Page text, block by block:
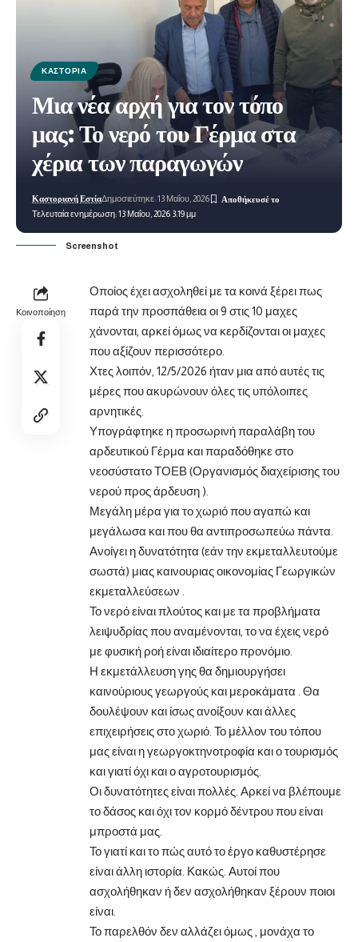
ΚΑΣΤΟΡΙΆ
Μια νέα αρχή για τον τόπο
μας: Το νερό του Γέρμα στα
χέρια των παραγωγών
Τελευταία ενημέρωση: 13 Μαΐου, 2026 3:19 μμ
Καστοριανή ΕστίαΔημοσιεύτηκε: 13 Μαΐου, 2026
Screenshot
Κοινοποίηση
Οποίος έχει ασχοληθεί με τα κοινά ξέρει πως
παρά την προσπάθεια οι 9 στις 10 μαχες
χάνονται, αρκεί όμως να κερδίζονται οι μαχες
που αξίζουν περισσότερο.
Χτες λοιπόν, 12/5/2026 ήταν μια από αυτές τις
μέρες που ακυρώνουν όλες τις υπόλοιπες
αρνητικές.
Υπογράφτηκε η προσωρινή παραλάβη του
αρδευτικού Γέρμα και παραδόθηκε στο
νεοσύστατο ΤΟΕΒ (Οργανισμός διαχείρισης του
νερού προς άρδευση ).
Μεγάλη μέρα για το χωριό που αγαπώ και
μεγάλωσα και που θα αντιπροσωπεύω πάντα.
Ανοίγει η δυνατότητα (εάν την εκμεταλλευτούμε
σωστά) μιας καινουριας οικονομίας Γεωργικών
εκμεταλλεύσεων .
Το νερό είναι πλούτος και με τα προβλήματα
λειψυδρίας που αναμένονται, το να έχεις νερό
με φυσική ροή είναι ιδιαίτερο προνόμιο.
Η εκμετάλλευση γης θα δημιουργήσει
καινούριους γεωργούς και μεροκάματα . Θα
δουλέψουν και ίσως ανοίξουν και άλλες
επιχειρήσεις στο χωριό. Το μέλλον του τόπου
μας είναι η γεωργοκτηνοτροφία και ο τουρισμός
και γιατί όχι και ο αγροτουρισμός.
Οι δυνατότητες είναι πολλές. Αρκεί να βλέπουμε
το δάσος και όχι τον κορμό δέντρου που είναι
μπροστά μας.
Το γιατί και το πώς αυτό το έργο καθυστέρησε
είναι άλλη ιστορία. Κακώς. Αυτοί που
ασχολήθηκαν ή δεν ασχολήθηκαν ξέρουν ποιοι
είναι.
Το παρελθόν δεν αλλάζει όμως , μονάχα το